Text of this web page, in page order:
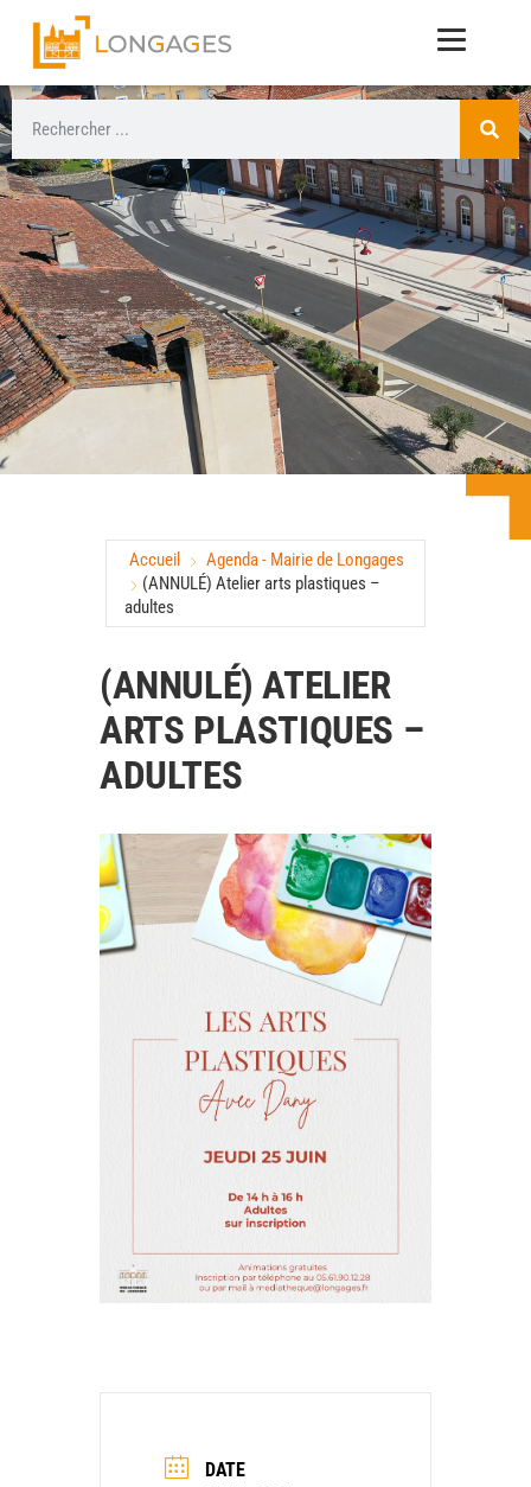
Accueil
Agenda - Mairie de Longages
(ANNULÉ) Atelier arts plastiques –
adultes
(ANNULÉ) ATELIER
ARTS PLASTIQUES –
ADULTES
DATE